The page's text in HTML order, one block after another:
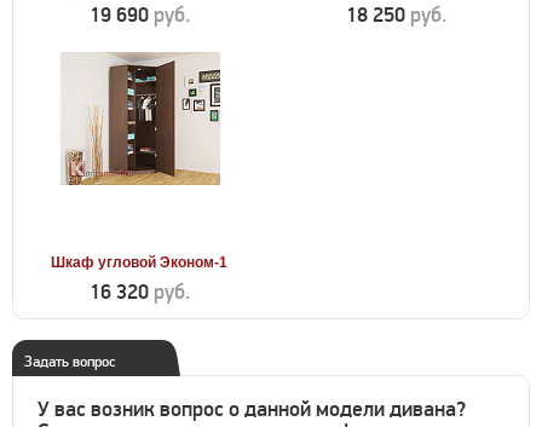
19 690 руб. 18 250 руб.
Шкаф угловой Эконом-1
16 320 руб.
Задать вопрос
У вас возник вопрос о данной модели дивана?